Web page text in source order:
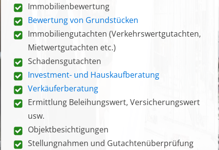
Immobilienbewertung
Bewertung von Grundstücken
Immobiliengutachten (Verkehrswertgutachten,
Mietwertgutachten etc.)
Schadensgutachten
Investment- und Hauskaufberatung
Verkäuferberatung
Ermittlung Beleihungswert, Versicherungswert
usw.
Objektbesichtigungen
Stellungnahmen und Gutachtenüberprüfung